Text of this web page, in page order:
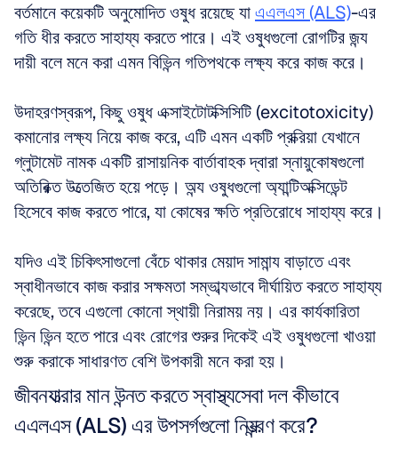
বর্তমানে কয়েকটি অনুমোদিত ওষুধ রয়েছে যা এএলএস (ALS)-এর
গতি ধীর করতে সাহায্য করতে পারে। এই ওষুধগুলো রোগটির জন্য
দায়ী বলে মনে করা এমন বিভিন্ন গতিপথকে লক্ষ্য করে কাজ করে।
উদাহরণস্বরূপ, কিছু ওষুধ এক্সাইটোটক্সিসিটি (excitotoxicity)
কমানোর লক্ষ্য নিয়ে কাজ করে, এটি এমন একটি প্রক্রিয়া যেখানে
গ্লুটামেট নামক একটি রাসায়নিক বার্তাবাহক দ্বারা স্নায়ুকোষগুলো
অতিরিক্ত উত্তেজিত হয়ে পড়ে। অন্য ওষুধগুলো অ্যান্টিঅক্সিডেন্ট
যদিও এই চিকিৎসাগুলো বেঁচে থাকার মেয়াদ সামান্য বাড়াতে এবং
স্বাধীনভাবে কাজ করার সক্ষমতা সম্ভাব্যভাবে দীর্ঘায়িত করতে সাহায্য
করেছে, তবে এগুলো কোনো স্থায়ী নিরাময় নয়। এর কার্যকারিতা
ভিন্ন ভিন্ন হতে পারে এবং রোগের শুরুর দিকেই এই ওষুধগুলো খাওয়া
শুরু করাকে সাধারণত বেশি উপকারী মনে করা হয়।
জীবনযাত্রার মান উন্নত করতে স্বাস্থ্যসেবা দল কীভাবে
এএলএস (ALS) এর উপসর্গগুলো নিয়ন্ত্রণ করে?